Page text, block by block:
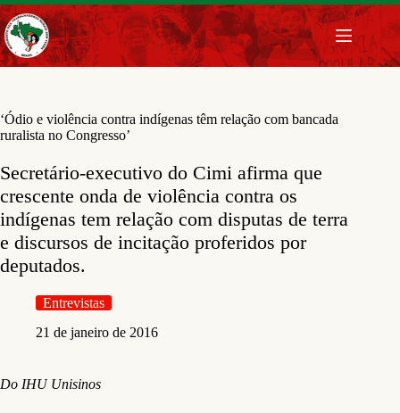
Pular
para
o
conteúdo
‘Ódio e violência contra indígenas têm relação com bancada
ruralista no Congresso’
Secretário-executivo do Cimi afirma que
crescente onda de violência contra os
indígenas tem relação com disputas de terra
e discursos de incitação proferidos por
deputados.
Entrevistas
21 de janeiro de 2016
Do IHU Unisinos